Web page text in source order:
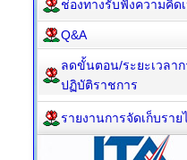
ช่องทางรับฟังความคิด
Q&A
ลดขั้นตอน/ระยะเวลาก
ปฏิบัติราชการ
รายงานการจัดเก็บราย